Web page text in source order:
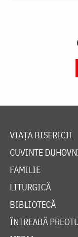
VIAȚA BISERICII
CUVINTE
FAMILIE
LITURGICĂ
BIBLIOTECĂ
ÎNTREABĂ